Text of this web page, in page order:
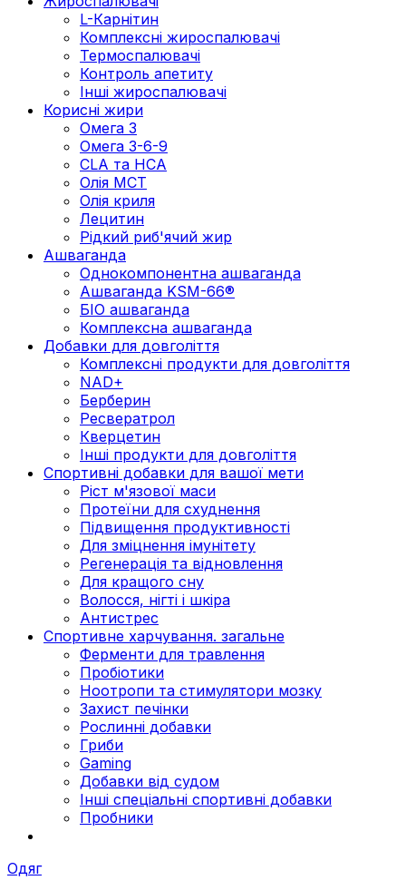
L-Карнітин
Комплексні жироспалювачі
Термоспалювачі
Контроль апетиту
Інші жироспалювачі
Корисні жири
Омега 3
Омега 3-6-9
CLA та HCA
Олія МСТ
Олія криля
Лецитин
Рідкий риб'ячий жир
Ашваганда
Однокомпонентна ашваганда
Ашваганда KSM-66®
БІО ашваганда
Комплексна ашваганда
Добавки для довголіття
Комплексні продукти для довголіття
NAD+
Берберин
Ресвератрол
Кверцетин
Інші продукти для довголіття
Спортивні добавки для вашої мети
Ріст м'язової маси
Протеїни для схуднення
Підвищення продуктивності
Для зміцнення імунітету
Регенерація та відновлення
Для кращого сну
Волосся, нігті і шкіра
Антистрес
Спортивне харчування. загальне
Ферменти для травлення
Пробіотики
Ноотропи та стимулятори мозку
Захист печінки
Рослинні добавки
Гриби
Gaming
Добавки від судом
Інші спеціальні спортивні добавки
Пробники
Одяг